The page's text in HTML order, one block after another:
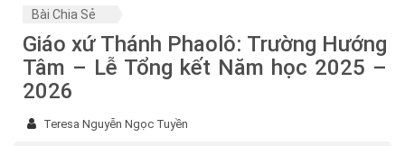
Bài Chia Sẻ
Giáo xứ Thánh Phaolô: Trường Hướng
Tâm – Lễ Tổng kết Năm học 2025 –
2026
Teresa Nguyễn Ngọc Tuyền